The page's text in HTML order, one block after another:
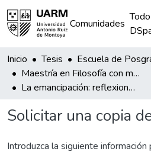
Comunidades
Todo
Inicio Tesis
Escuela de
Maestría en Filosofía con mención en Ética y Política
La emancipación: reflexiones de sus límites y posibilidades desde la teoría del valor de Postone
Solicitar una copia
Introduzca la siguiente